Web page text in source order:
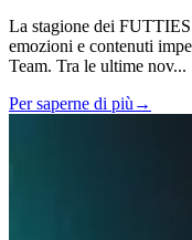
La stagione dei
emozioni e contenuti
Team. Tra le ultime nov...
Per saperne di più →